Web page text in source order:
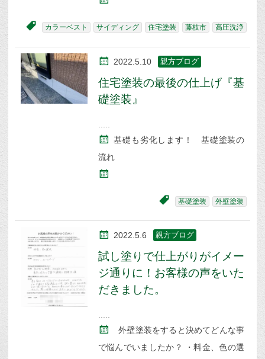
カラーベスト サイディング 住宅塗装 藤枝市 高圧洗浄
2022.5.10 親方ブログ
住宅塗装の最後の仕上げ『基
礎塗装』
基礎も劣化します！ 基礎塗装の
流れ
基礎塗装 外壁塗装
2022.5.6 親方ブログ
試し塗りで仕上がりがイメー
ジ通りに！お客様の声をいた
だきました。
外壁塗装をすると決めてどんな事
で悩んでいましたか？ ・料金、色の選